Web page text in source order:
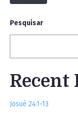
Pesquisar
Recent
Josué 24:1-13